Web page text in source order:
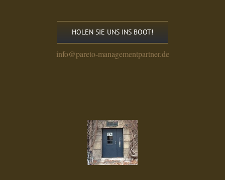
HOLEN SIE UNS INS BOOT!
info@pareto-managementpartner.de